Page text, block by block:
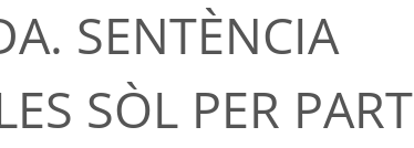
SENTÈNCIA
SÒL PER PART